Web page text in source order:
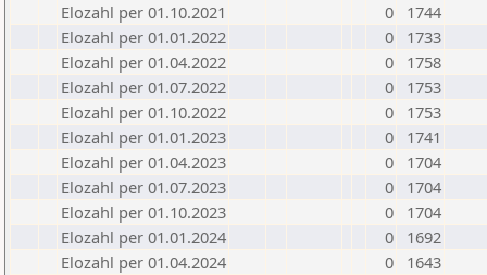
Elozahl per 01.10.2021
0
1744
Elozahl per 01.01.2022
0
1733
Elozahl per 01.04.2022
0
1758
Elozahl per 01.07.2022
0
1753
Elozahl per 01.10.2022
0
1753
Elozahl per 01.01.2023
0
1741
Elozahl per 01.04.2023
0
1704
Elozahl per 01.07.2023
0
1704
Elozahl per 01.10.2023
0
1704
Elozahl per 01.01.2024
0
1692
Elozahl per 01.04.2024
0
1643